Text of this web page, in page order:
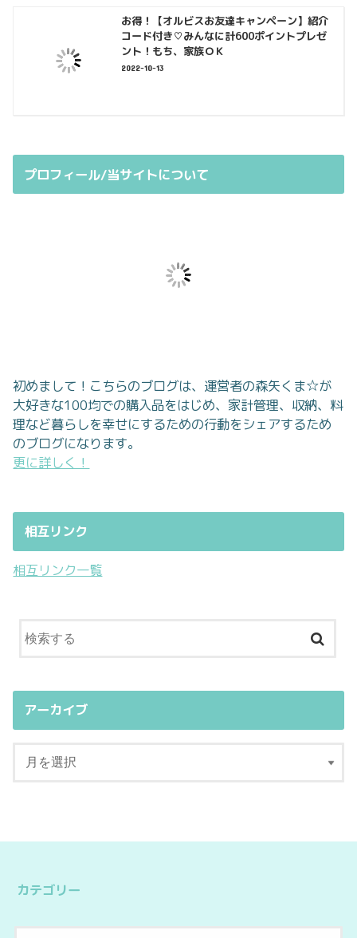
お得！【オルビスお友達キャンペーン】紹介
コード付き♡みんなに計600ポイントプレゼ
ント！もち、家族ＯＫ
2022-10-13
プロフィール/当サイトについて
初めまして！こちらのブログは、運営者の森矢くま☆が
大好きな100均での購入品をはじめ、家計管理、収納、料
理など暮らしを幸せにするための行動をシェアするため
のブログになります。
更に詳しく！
相互リンク
相互リンク一覧
アーカイブ
カテゴリー